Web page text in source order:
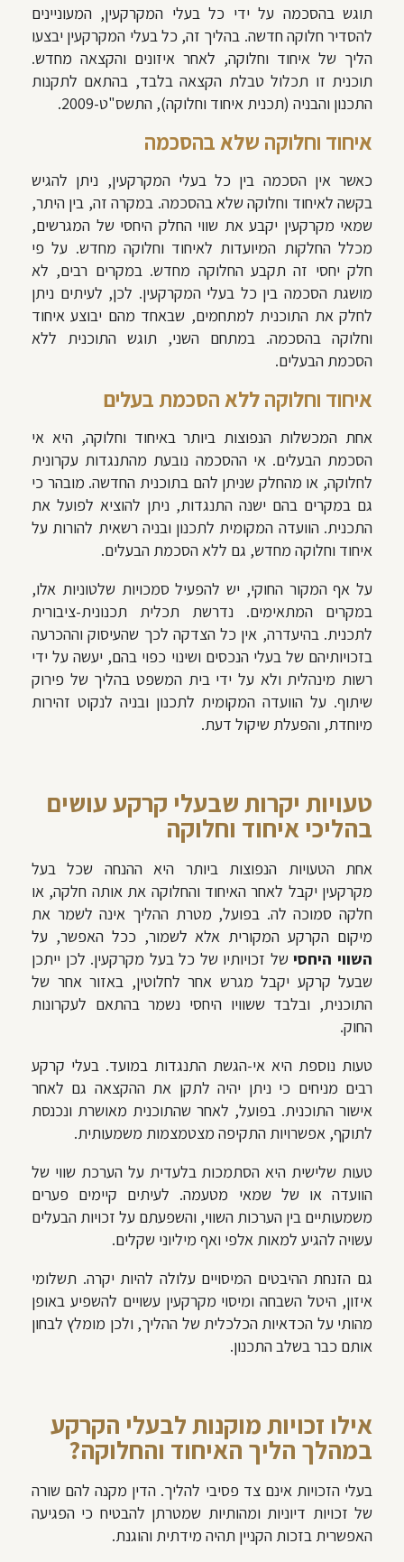
תוגש בהסכמה על ידי כל בעלי המקרקעין, המעוניינים
להסדיר חלוקה חדשה. בהליך זה, כל בעלי המקרקעין יבצעו
הליך של איחוד וחלוקה, לאחר איזונים והקצאה מחדש.
תוכנית זו תכלול טבלת הקצאה בלבד, בהתאם לתקנות
התכנון והבניה (תכנית איחוד וחלוקה), התשס"ט-2009.
איחוד וחלוקה שלא בהסכמה
כאשר אין הסכמה בין כל בעלי המקרקעין, ניתן להגיש
בקשה לאיחוד וחלוקה שלא בהסכמה. במקרה זה, בין היתר,
שמאי מקרקעין יקבע את שווי החלק היחסי של המגרשים,
מכלל החלקות המיועדות לאיחוד וחלוקה מחדש. על פי
חלק יחסי זה תקבע החלוקה מחדש. במקרים רבים, לא
מושגת הסכמה בין כל בעלי המקרקעין. לכן, לעיתים ניתן
לחלק את התוכנית למתחמים, שבאחד מהם יבוצע איחוד
וחלוקה בהסכמה. במתחם השני, תוגש התוכנית ללא
הסכמת הבעלים.
איחוד וחלוקה ללא הסכמת בעלים
אחת המכשלות הנפוצות ביותר באיחוד וחלוקה, היא אי
הסכמת הבעלים. אי ההסכמה נובעת מהתנגדות עקרונית
לחלוקה, או מהחלק שניתן להם בתוכנית החדשה. מובהר כי
גם במקרים בהם ישנה התנגדות, ניתן להוציא לפועל את
התכנית. הוועדה המקומית לתכנון ובניה רשאית להורות על
איחוד וחלוקה מחדש, גם ללא הסכמת הבעלים.
על אף המקור החוקי, יש להפעיל סמכויות שלטוניות אלו,
במקרים המתאימים. נדרשת תכלית תכנונית-ציבורית
לתכנית. בהיעדרה, אין כל הצדקה לכך שהעיסוק וההכרעה
בזכויותיהם של בעלי הנכסים ושינוי כפוי בהם, יעשה על ידי
רשות מינהלית ולא על ידי בית המשפט בהליך של פירוק
שיתוף. על הוועדה המקומית לתכנון ובניה לנקוט זהירות
מיוחדת, והפעלת שיקול דעת.
טעויות יקרות שבעלי קרקע עושים
בהליכי איחוד וחלוקה
אחת הטעויות הנפוצות ביותר היא ההנחה שכל בעל
מקרקעין יקבל לאחר האיחוד והחלוקה את אותה חלקה, או
חלקה סמוכה לה. בפועל, מטרת ההליך אינה לשמר את
מיקום הקרקע המקורית אלא לשמור, ככל האפשר, על
השווי היחסישל זכויותיו של כל בעל מקרקעין. לכן ייתכן
שבעל קרקע יקבל מגרש אחר לחלוטין, באזור אחר של
התוכנית, ובלבד ששוויו היחסי נשמר בהתאם לעקרונות
החוק.
טעות נוספת היא אי-הגשת התנגדות במועד. בעלי קרקע
רבים מניחים כי ניתן יהיה לתקן את ההקצאה גם לאחר
אישור התוכנית. בפועל, לאחר שהתוכנית מאושרת ונכנסת
לתוקף, אפשרויות התקיפה מצטמצמות משמעותית.
טעות שלישית היא הסתמכות בלעדית על הערכת שווי של
הוועדה או של שמאי מטעמה. לעיתים קיימים פערים
משמעותיים בין הערכות השווי, והשפעתם על זכויות הבעלים
עשויה להגיע למאות אלפי ואף מיליוני שקלים.
גם הזנחת ההיבטים המיסויים עלולה להיות יקרה. תשלומי
איזון, היטל השבחה ומיסוי מקרקעין עשויים להשפיע באופן
מהותי על הכדאיות הכלכלית של ההליך, ולכן מומלץ לבחון
אותם כבר בשלב התכנון.
אילו זכויות מוקנות לבעלי הקרקע
במהלך הליך האיחוד והחלוקה?
בעלי הזכויות אינם צד פסיבי להליך. הדין מקנה להם שורה
של זכויות דיוניות ומהותיות שמטרתן להבטיח כי הפגיעה
האפשרית בזכות הקניין תהיה מידתית והוגנת.